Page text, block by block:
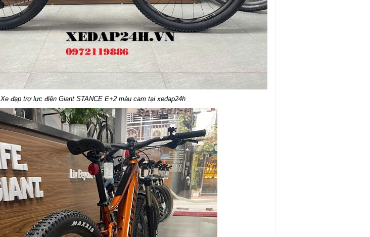
Xe đạp trợ lực điện Giant STANCE E+2 màu cam tại xedap24h